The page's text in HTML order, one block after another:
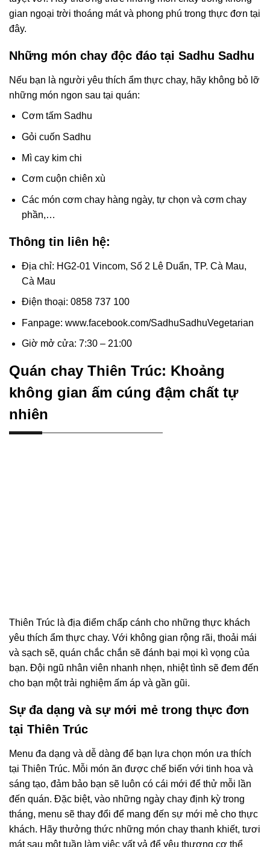
gian ngoại trời thoáng mát và phong phú trong thực đơn tại
đây.
Những món chay độc đáo tại Sadhu Sadhu
Nếu bạn là người yêu thích ẩm thực chay, hãy không bỏ lỡ
những món ngon sau tại quán:
Cơm tấm Sadhu
Gỏi cuốn Sadhu
Mì cay kim chi
Cơm cuộn chiên xù
Các món cơm chay hàng ngày, tự chọn và cơm chay
phần,…
Thông tin liên hệ:
Địa chỉ: HG2-01 Vincom, Số 2 Lê Duẩn, TP. Cà Mau,
Cà Mau
Điện thoại: 0858 737 100
Fanpage: www.facebook.com/SadhuSadhuVegetarian
Giờ mở cửa: 7:30 – 21:00
Quán chay Thiên Trúc: Khoảng
không gian ấm cúng đậm chất tự
nhiên
Thiên Trúc là địa điểm chấp cánh cho những thực khách
yêu thích ẩm thực chay. Với không gian rộng rãi, thoải mái
và sạch sẽ, quán chắc chắn sẽ đánh bại mọi kì vọng của
bạn. Đội ngũ nhân viên nhanh nhẹn, nhiệt tình sẽ đem đến
cho bạn một trải nghiệm ấm áp và gần gũi.
Sự đa dạng và sự mới mẻ trong thực đơn
tại Thiên Trúc
Menu đa dạng và dễ dàng để bạn lựa chọn món ưa thích
tại Thiên Trúc. Mỗi món ăn được chế biến với tinh hoa và
sáng tạo, đảm bảo bạn sẽ luôn có cái mới để thử mỗi lần
đến quán. Đặc biệt, vào những ngày chay định kỳ trong
tháng, menu sẽ thay đổi để mang đến sự mới mẻ cho thực
khách. Hãy thưởng thức những món chay thanh khiết, tươi
mát sau một tuần làm việc vất vả để yêu thương cơ thể